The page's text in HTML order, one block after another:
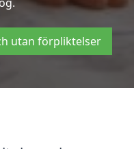
utan förpliktelser